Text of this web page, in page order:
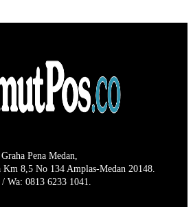
Graha Pena Medan,
Km 8,5 No 134 Amplas-Medan 20148.
/ Wa: 0813 6233 1041.